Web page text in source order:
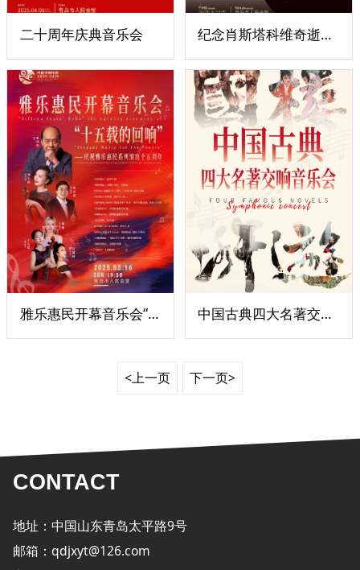
二十周年庆典音乐会 纪念肖斯塔科维奇逝世50周年系列I
雅乐惠民开幕音乐会“十五载的回响”——庆祝雅乐惠民系列演出十五周年 中国古典四大名著交响音乐会
<上一页 下一页>
CONTACT
地址：中国山东青岛太平路9号
邮箱：qdjxyt@126.com